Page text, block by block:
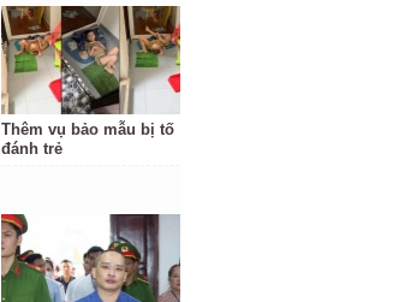
Thêm vụ bảo mẫu bị tố
đánh trẻ